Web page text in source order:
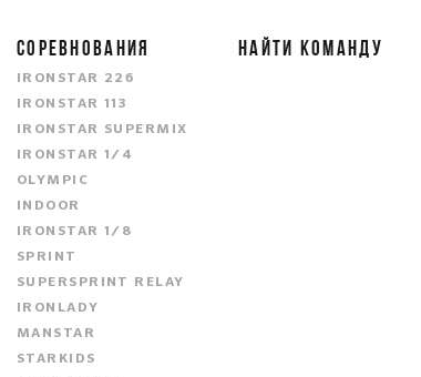
СОРЕВНОВАНИЯ
IRONSTAR 226
IRONSTAR 113
IRONSTAR SUPERMIX
IRONSTAR 1/4
OLYMPIC
INDOOR
IRONSTAR 1/8
SPRINT
SUPERSPRINT RELAY
IRONLADY
MANSTAR
STARKIDS
НАЙТИ КОМАНДУ